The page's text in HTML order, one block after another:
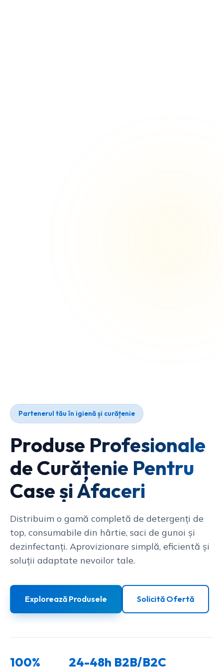
Partenerul tău în igienă și curățenie
Produse Profesionale
de Curățenie Pentru
Case și Afaceri
Distribuim o gamă completă de detergenți de
top, consumabile din hârtie, saci de gunoi și
dezinfectanți. Aprovizionare simplă, eficientă și
soluții adaptate nevoilor tale.
Explorează Produsele Solicită Ofertă
100% 24-48h B2B/B2C